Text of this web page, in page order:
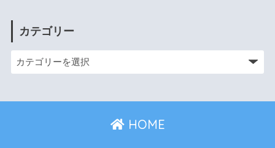
カテゴリー
HOME